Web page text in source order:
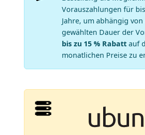
Vorauszahlungen für
Jahre, um abhängig
gewählten Dauer der
bis zu 15 % Rabattauf
monatlichen Preise zu